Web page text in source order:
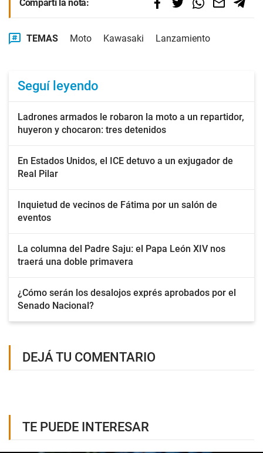
Compartí la nota:
TEMAS Moto Kawasaki Lanzamiento
Seguí leyendo
Ladrones armados le robaron la moto a un repartidor,
huyeron y chocaron: tres detenidos
En Estados Unidos, el ICE detuvo a un exjugador de
Real Pilar
Inquietud de vecinos de Fátima por un salón de
eventos
La columna del Padre Saju: el Papa León XIV nos
traerá una doble primavera
¿Cómo serán los desalojos exprés aprobados por el
Senado Nacional?
DEJÁ TU COMENTARIO
TE PUEDE INTERESAR